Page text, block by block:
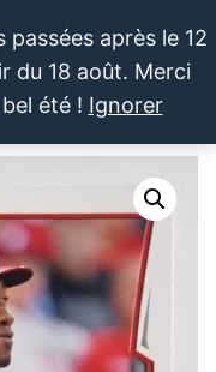
passées après le 12
du 18 août. Merci
été ! Ignorer